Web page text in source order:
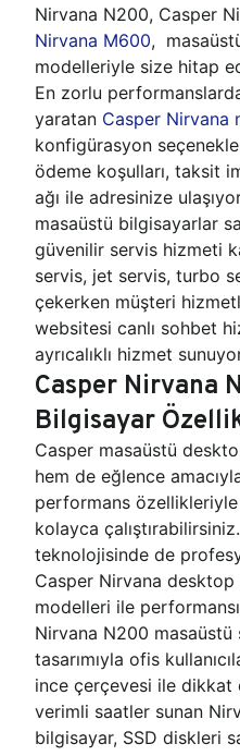
Nirvana N200, Casper
Nirvana M600,
modelleriyle size hitap
En zorlu
yaratan Casper Nirvana
konfigürasyon
ödeme koşulları, taksit
ağı ile adresinize
masaüstü bilgisayarlar
güvenilir servis hizmeti
servis, jet servis, turbo
çekerken müşteri
websitesi canlı sohbet
ayrıcalıklı hizmet
Casper Nirvana
Bilgisayar
Casper masaüstü
hem de eğlence
performans
kolayca
teknolojisinde de
Casper Nirvana
modelleri ile
Nirvana N200
tasarımıyla ofis
ince çerçevesi ile
verimli saatler sunan
bilgisayar, SSD diskleri